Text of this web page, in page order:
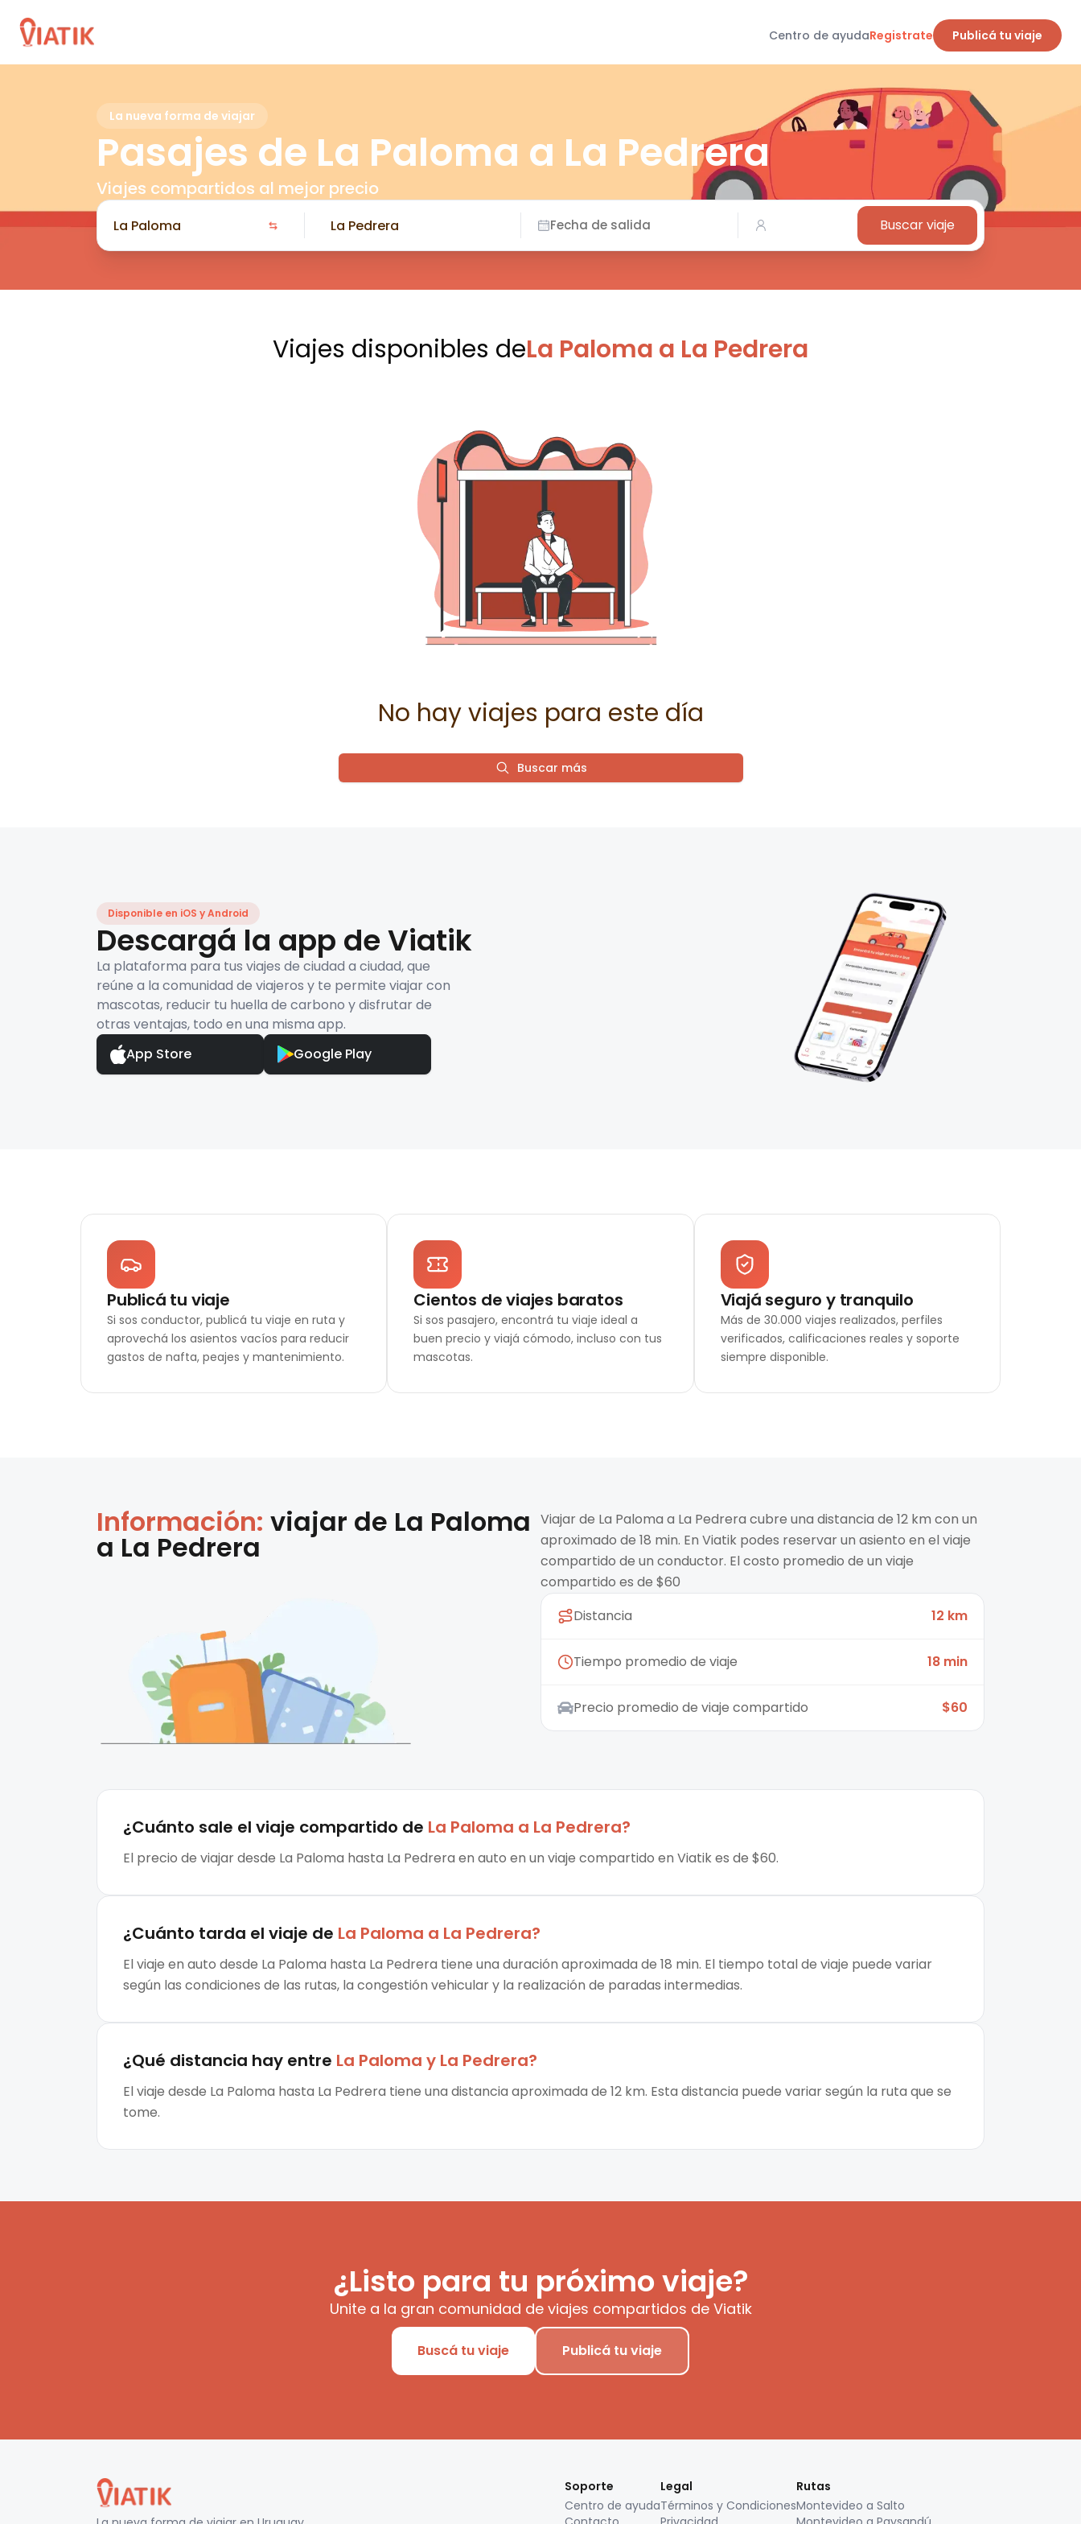
Centro de ayudaRegistrate Publicá tu viaje
La nueva forma de viajar
Pasajes de La Paloma a La Pedrera
Viajes compartidos al mejor precio
Fecha de salida Buscar viaje
Viajes disponibles deLa Paloma a La Pedrera
No hay viajes para este día
Buscar más
Disponible en iOS y Android
Descargá la app de Viatik
La plataforma para tus viajes de ciudad a ciudad, que
reúne a la comunidad de viajeros y te permite viajar con
mascotas, reducir tu huella de carbono y disfrutar de
otras ventajas, todo en una misma app.
App Store
Google Play
Publicá tu viaje
Si sos conductor, publicá tu viaje en ruta y
aprovechá los asientos vacíos para reducir
gastos de nafta, peajes y mantenimiento.
Cientos de viajes baratos
Si sos pasajero, encontrá tu viaje ideal a
buen precio y viajá cómodo, incluso con tus
mascotas.
Viajá seguro y tranquilo
Más de 30.000 viajes realizados, perfiles
verificados, calificaciones reales y soporte
siempre disponible.
Información: viajar de La Paloma
a La Pedrera
Viajar de La Paloma a La Pedrera cubre una distancia de 12 km con un
aproximado de 18 min. En Viatik podes reservar un asiento en el viaje
compartido de un conductor. El costo promedio de un viaje
compartido es de $60
Distancia
12 km
Tiempo promedio de viaje 18 min
Precio promedio de viaje compartido $60
¿Cuánto sale el viaje compartido de La Paloma a La Pedrera?
El precio de viajar desde La Paloma hasta La Pedrera en auto en un viaje compartido en Viatik es de $60.
¿Cuánto tarda el viaje de La Paloma a La Pedrera?
El viaje en auto desde La Paloma hasta La Pedrera tiene una duración aproximada de 18 min. El tiempo total de viaje puede variar
según las condiciones de las rutas, la congestión vehicular y la realización de paradas intermedias.
¿Qué distancia hay entre La Paloma y La Pedrera?
El viaje desde La Paloma hasta La Pedrera tiene una distancia aproximada de 12 km. Esta distancia puede variar según la ruta que se
tome.
¿Listo para tu próximo viaje?
Unite a la gran comunidad de viajes compartidos de Viatik
Buscá tu viaje Publicá tu viaje
Soporte
Centro de ayuda
Legal
Términos y Condiciones
Rutas
Montevideo a Salto